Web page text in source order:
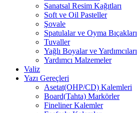
Sanatsal Resim Kağıtları
Soft ve Oil Pasteller
Şovale
Spatulalar ve Oyma Bıçakları
Tuvaller
Yağlı Boyalar ve Yardımcıları
Yardımcı Malzemeler
Valiz
Yazı Gereçleri
Asetat(OHP/CD) Kalemleri
Board(Tahta) Markörler
Fineliner Kalemler